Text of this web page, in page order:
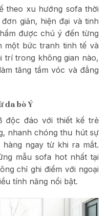
theo xu hướng sofa thời
giản, hiện đại và tinh
được chú ý đến từng
một bức tranh tinh tế và
trí trong không gian nào,
tăng tầm vóc và đẳng
da bò Ý
độc đáo với thiết kế trẻ
nhanh chóng thu hút sự
ngay từ khi ra mắt.
mẫu sofa hot nhất tại
chỉ ghi điểm với ngoại
tính năng nổi bật.